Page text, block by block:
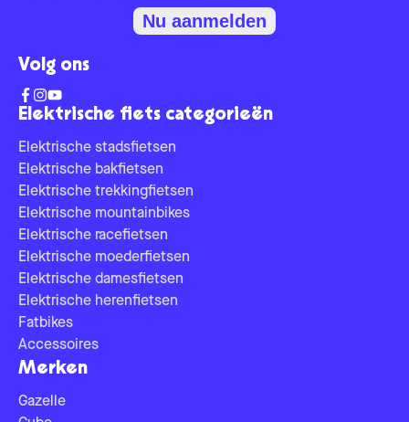
Elektrische fiets categorieën
Elektrische stadsfietsen
Elektrische bakfietsen
Elektrische trekkingfietsen
Elektrische mountainbikes
Elektrische racefietsen
Elektrische moederfietsen
Elektrische damesfietsen
Elektrische herenfietsen
Fatbikes
Accessoires
Merken
Gazelle
Nu aanmelden
Volg ons